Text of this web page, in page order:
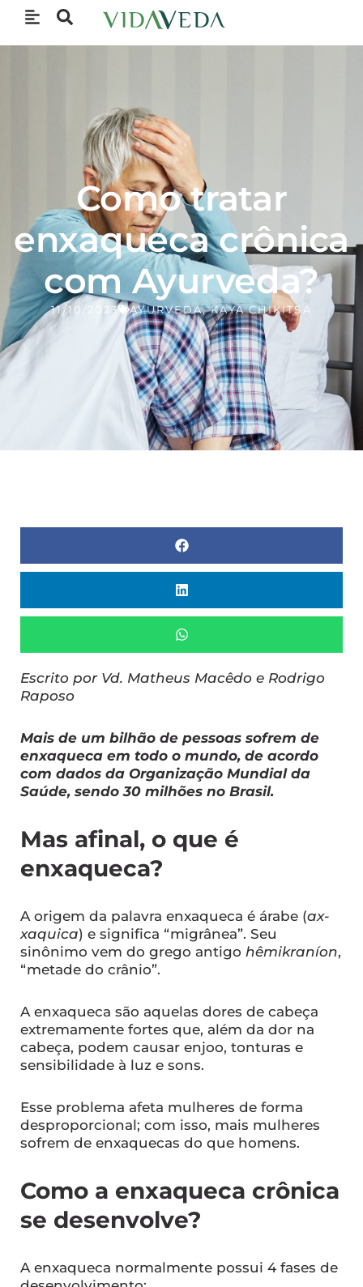
Como tratar
enxaqueca crônica
com Ayurveda?
11/10/2023 AYURVEDA,KAYA CHIKITSA
Escrito por Vd. Matheus Macêdo e Rodrigo
Raposo
Mais de um bilhão de pessoas sofrem de
enxaqueca em todo o mundo, de acordo
com dados da Organização Mundial da
Saúde, sendo 30 milhões no Brasil.
Mas afinal, o que é
enxaqueca?
A origem da palavra enxaqueca é árabe (ax-
xaquica) e significa “migrânea”. Seu
sinônimo vem do grego antigo hêmikraníon,
“metade do crânio”.
A enxaqueca são aquelas dores de cabeça
extremamente fortes que, além da dor na
cabeça, podem causar enjoo, tonturas e
sensibilidade à luz e sons.
Esse problema afeta mulheres de forma
desproporcional; com isso, mais mulheres
sofrem de enxaquecas do que homens.
Como a enxaqueca crônica
se desenvolve?
A enxaqueca normalmente possui 4 fases de